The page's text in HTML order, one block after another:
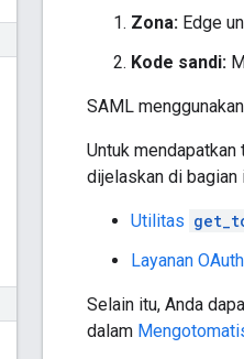
Zona: Edge
Kode sandi:
SAML
Untuk
dijelaskan di bagian
Utilitas
Layanan
Selain itu, Anda
dalam